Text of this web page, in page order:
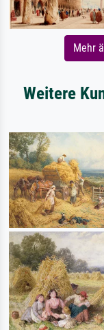
Mehr
Weitere